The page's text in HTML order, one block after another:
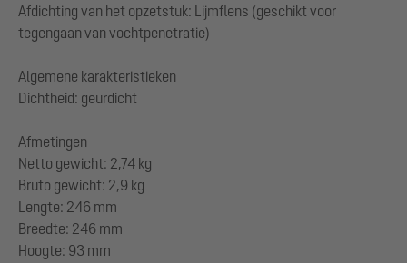
Afdichting van het opzetstuk: Lijmflens (geschikt voor
tegengaan van vochtpenetratie)
Algemene karakteristieken
Dichtheid: geurdicht
Afmetingen
Netto gewicht: 2,74 kg
Bruto gewicht: 2,9 kg
Lengte: 246 mm
Breedte: 246 mm
Hoogte: 93 mm